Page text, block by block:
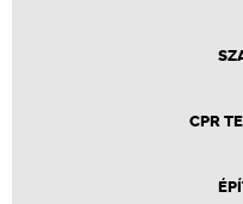
CPR